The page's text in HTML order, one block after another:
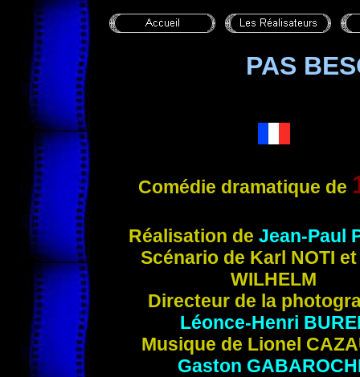
PAS
Comédie dramatique de
Réalisation de Jean-Paul
Scénario de Karl NOTI
WILHELM
Directeur de la
Léonce-Henri
Musique de Lionel
Gaston